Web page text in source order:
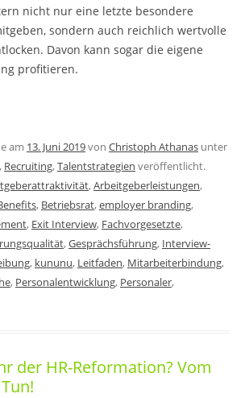
nicht nur eine letzte besondere
sondern auch reichlich wertvolle
Davon kann sogar die eigene
profitieren.
am 13. Juni 2019von Christoph Athanas unter
, Recruiting,Talentstrategien veröffentlicht.
,Arbeitgeberleistungen,
, Betriebsrat,employer branding,
, Exit Interview, Fachvorgesetzte,
,Gesprächsführung, Interview-
, kununu, Leitfaden, Mitarbeiterbindung,
, Personalentwicklung, Personaler,
der HR-Reformation? Vom